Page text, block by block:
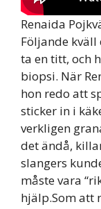
Renaida
Följande
ta en titt, och
biopsi. När
hon redo att
sticker in i
verkligen
det ändå,
slangers
måste vara
hjälp.Som att